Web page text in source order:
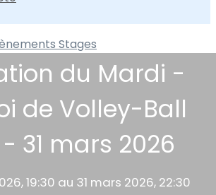
Stages
du Mardi -
de Volley-Ball
31 mars 2026
19:30 au 31 mars 2026, 22:30